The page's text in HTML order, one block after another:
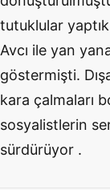
tutuklular
Avcı ile yan
göstermişti.
kara çalmaları
sosyalistlerin
sürdürüyor .